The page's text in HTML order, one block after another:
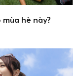
hè này?